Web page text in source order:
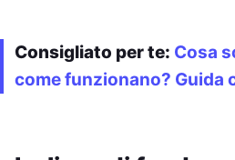
Consigliato per te: Cosa
come funzionano? Guida